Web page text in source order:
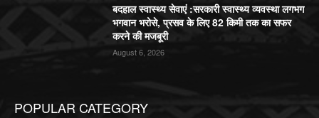
बदहाल स्वास्थ्य सेवाएं :सरकारी स्वास्थ्य व्यवस्था लगभग
भगवान भरोसे, प्रसव के लिए 82 किमी तक का सफर
करने की मजबूरी
August 6, 2026
POPULAR CATEGORY